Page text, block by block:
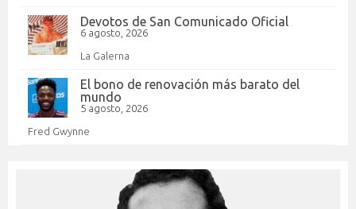
Devotos de San Comunicado Oficial
6 agosto, 2026
La Galerna
El bono de renovación más barato del
mundo
5 agosto, 2026
Fred Gwynne